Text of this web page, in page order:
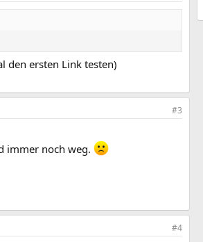
den ersten Link testen)
#3
immer noch weg.
#4